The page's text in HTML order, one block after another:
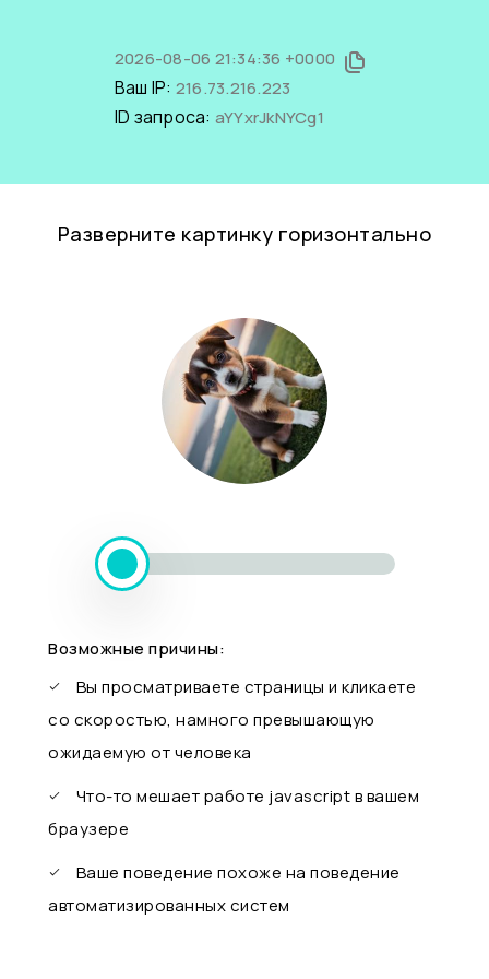
2026-08-06 21:34:36 +0000
Ваш IP: 216.73.216.223
ID запроса: aYYxrJkNYCg1
Разверните картинку горизонтально
Возможные причины:
Вы просматриваете страницы и кликаете
со скоростью, намного превышающую
ожидаемую от человека
Что-то мешает работе javascript в вашем
браузере
Ваше поведение похоже на поведение
автоматизированных систем